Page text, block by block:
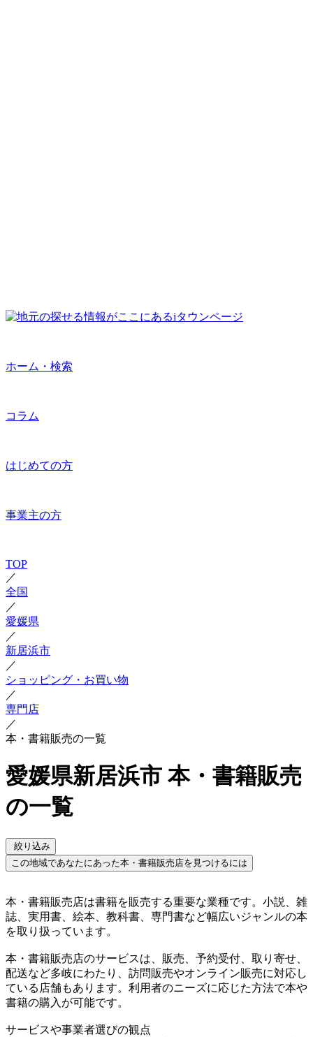
ホーム・検索
コラム
はじめての方
事業主の方
TOP
／
全国
／
愛媛県
／
新居浜市
／
ショッピング・お買い物
／
専門店
／
本・書籍販売の一覧
愛媛県新居浜市 本・書籍販売
の一覧
絞り込み
この地域であなたにあった本・書籍販売店を見つけるには
本・書籍販売店は書籍を販売する重要な業種です。小説、雑
誌、実用書、絵本、教科書、専門書など幅広いジャンルの本
を取り扱っています。
本・書籍販売店のサービスは、販売、予約受付、取り寄せ、
配送など多岐にわたり、訪問販売やオンライン販売に対応し
ている店舗もあります。利用者のニーズに応じた方法で本や
書籍の購入が可能です。
サービスや事業者選びの観点